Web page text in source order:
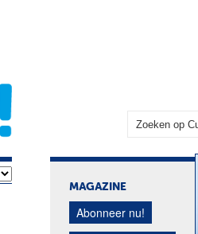
MAGAZINE
Abonneer nu!